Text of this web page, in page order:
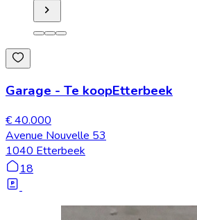
Garage - Te koopEtterbeek
€ 40.000
Avenue Nouvelle 53
1040 Etterbeek
18